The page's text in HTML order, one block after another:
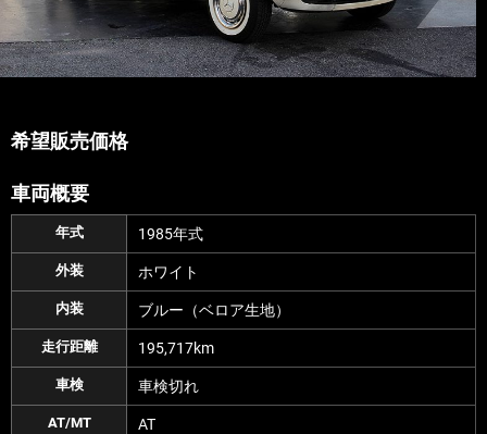
希望販売価格
車両概要
年式 1985年式
外装 ホワイト
内装 ブルー（ベロア生地）
走行距離 195,717km
車検 車検切れ
AT/MT AT